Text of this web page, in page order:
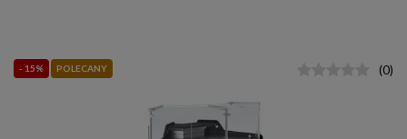
- 15% POLECANY (0)